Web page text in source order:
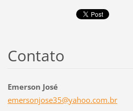
Contato
Emerson José
emersonjose35@yahoo.com.br